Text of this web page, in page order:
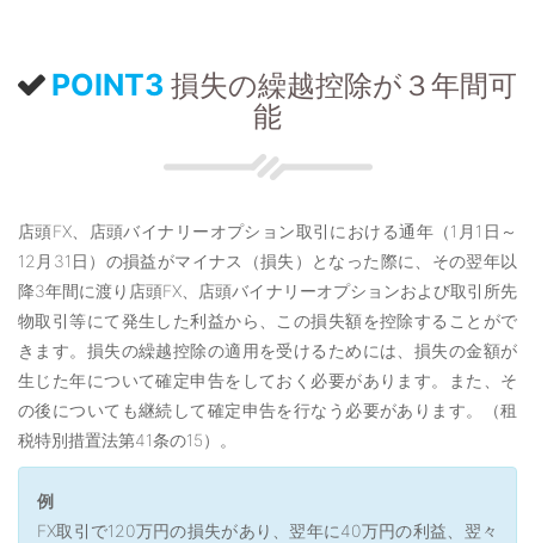
POINT3 損失の繰越控除が３年間可
能
店頭FX、店頭バイナリーオプション取引における通年（1月1日～
12月31日）の損益がマイナス（損失）となった際に、その翌年以
降3年間に渡り店頭FX、店頭バイナリーオプションおよび取引所先
物取引等にて発生した利益から、この損失額を控除することがで
きます。損失の繰越控除の適用を受けるためには、損失の金額が
生じた年について確定申告をしておく必要があります。また、そ
の後についても継続して確定申告を行なう必要があります。（租
税特別措置法第41条の15）。
例
FX取引で120万円の損失があり、翌年に40万円の利益、翌々